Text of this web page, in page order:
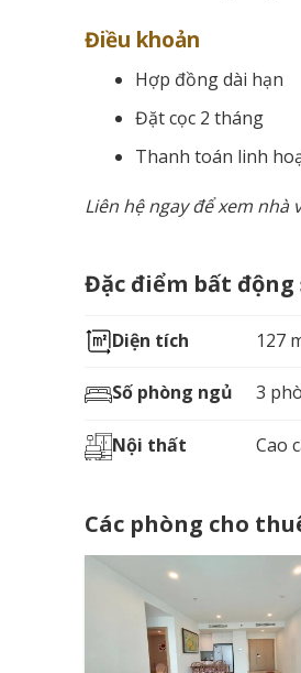
Điều khoản
Hợp đồng dài hạn
Đặt cọc 2 tháng
Thanh toán linh
Liên hệ ngay để xem
Đặc điểm bất động
Diện tích 127
Số phòng ngủ 3
Nội thất Cao
Các phòng cho